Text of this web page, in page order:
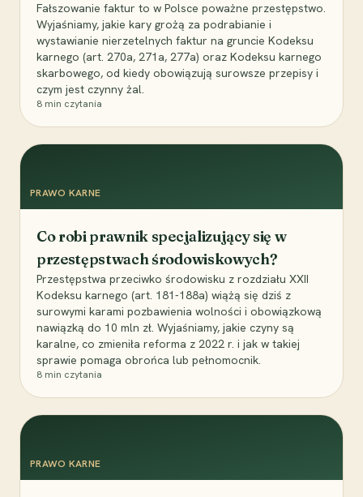
Fałszowanie faktur to w Polsce poważne przestępstwo.
Wyjaśniamy, jakie kary grożą za podrabianie i
wystawianie nierzetelnych faktur na gruncie Kodeksu
karnego (art. 270a, 271a, 277a) oraz Kodeksu karnego
skarbowego, od kiedy obowiązują surowsze przepisy i
czym jest czynny żal.
8 min czytania
PRAWO KARNE
Co robi prawnik specjalizujący się w
przestępstwach środowiskowych?
Przestępstwa przeciwko środowisku z rozdziału XXII
Kodeksu karnego (art. 181-188a) wiążą się dziś z
surowymi karami pozbawienia wolności i obowiązkową
nawiązką do 10 mln zł. Wyjaśniamy, jakie czyny są
karalne, co zmieniła reforma z 2022 r. i jak w takiej
sprawie pomaga obrońca lub pełnomocnik.
8 min czytania
PRAWO KARNE